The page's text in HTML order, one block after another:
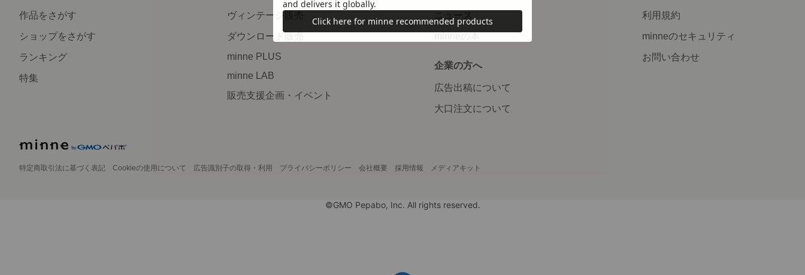
作品をさがす
ショップをさがす
ランキング
特集
ヴィンテージ販売
ダウンロード販売
minne PLUS
minne LAB
販売支援企画・イベント
ニュース
minneの本
企業の方へ
広告出稿について
大口注文について
利用規約
minneのセキュリティ
お問い合わせ
特定商取引法に基づく表記 Cookieの使用について 広告識別子の取得・利用 プライバシーポリシー 会社概要 採用情報 メディアキット
©GMO Pepabo, Inc. All rights reserved.